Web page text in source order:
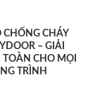
CHỐNG CHÁY
– GIẢI
TOÀN CHO MỌI
TRÌNH